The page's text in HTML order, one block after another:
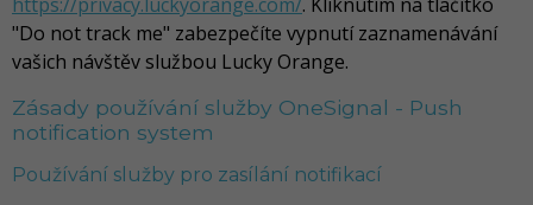
"Do not track me" zabezpečíte vypnutí zaznamenávání
vašich návštěv službou Lucky Orange.
Zásady používání služby OneSignal - Push
notification system
Používání služby pro zasílání notifikací